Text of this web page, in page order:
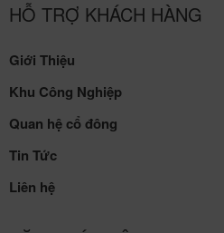
HỖ TRỢ KHÁCH HÀNG
Giới Thiệu
Khu Công Nghiệp
Quan hệ cổ đông
Tin Tức
Liên hệ